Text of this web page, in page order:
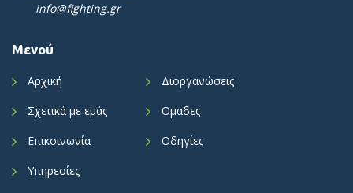
info@fighting.gr
Μενού
Αρχική
Σχετικά με εμάς
Επικοινωνία
Υπηρεσίες
Διοργανώσεις
Ομάδες
Οδηγίες